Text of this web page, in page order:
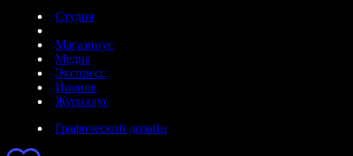
Студия
Магазинус
Медиа
Экспресс
Иронов
Журналус
Графический дизайн